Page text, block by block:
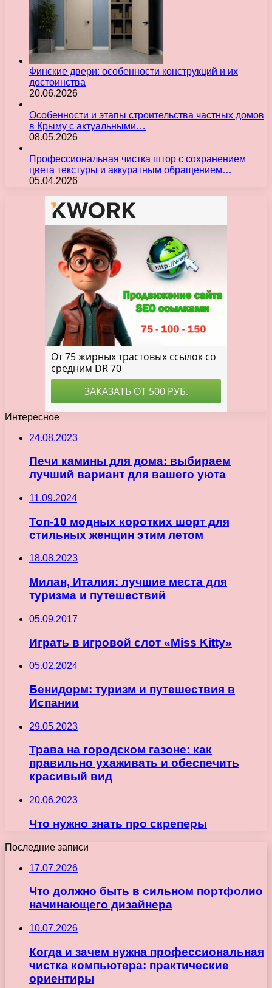
Финские двери: особенности конструкций и их
достоинства
20.06.2026
Особенности и этапы строительства частных домов
в Крыму с актуальными…
08.05.2026
Профессиональная чистка штор с сохранением
цвета текстуры и аккуратным обращением…
05.04.2026
Интересное
24.08.2023
Печи камины для дома: выбираем
лучший вариант для вашего уюта
11.09.2024
Топ-10 модных коротких шорт для
стильных женщин этим летом
18.08.2023
Милан, Италия: лучшие места для
туризма и путешествий
05.09.2017
Играть в игровой слот «Miss Kitty»
05.02.2024
Бенидорм: туризм и путешествия в
Испании
29.05.2023
Трава на городском газоне: как
правильно ухаживать и обеспечить
красивый вид
20.06.2023
Что нужно знать про скреперы
Последние записи
17.07.2026
Что должно быть в сильном портфолио
начинающего дизайнера
10.07.2026
Когда и зачем нужна профессиональная
чистка компьютера: практические
ориентиры